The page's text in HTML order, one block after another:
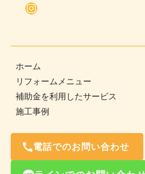
Instagram
ホーム
リフォームメニュー
補助金を利用したサービス
施工事例
電話でのお問い合わせ